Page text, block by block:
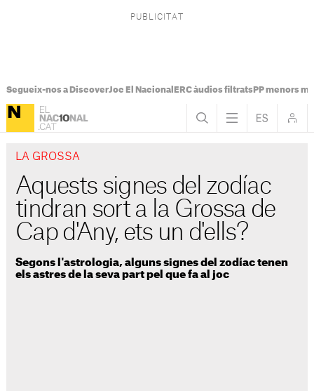
Segueix-nos a DiscoverJoc El Nacional ERC àudios filtratsPP menors
LA GROSSA
Aquests signes del zodíac
tindran sort a la Grossa de
Cap d'Any, ets un d'ells?
Segons l'astrologia, alguns signes del zodíac tenen
els astres de la seva part pel que fa al joc